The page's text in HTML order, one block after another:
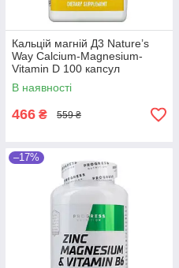
Кальцій магній Д3 Nature’s
Way Calcium-Magnesium-
Vitamin D 100 капсул
В наявності
466 ₴ 559 ₴
–17%